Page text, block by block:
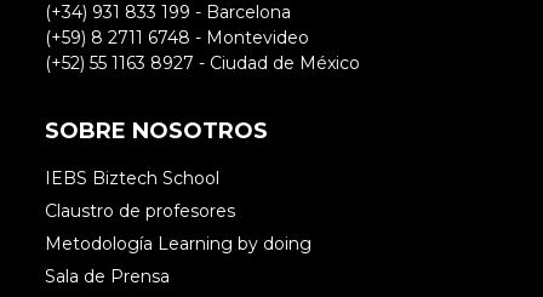
(+34) 931 833 199 - Barcelona
(+59) 8 2711 6748 - Montevideo
(+52) 55 1163 8927 - Ciudad de México
SOBRE NOSOTROS
IEBS Biztech School
Claustro de profesores
Metodología Learning by doing
Sala de Prensa